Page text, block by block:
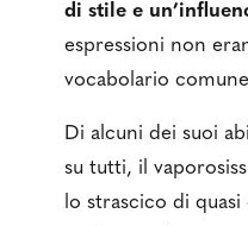
di stile e
espressioni non
vocabolario
Di alcuni dei suoi
su tutti, il
lo strascico di